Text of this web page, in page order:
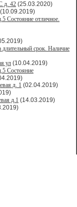
д. 42 (25.03.2020)
(10.09.2019)
Состояние отличное.
длительный срок. Наличие
ул (10.04.2019)
Состояние
д. 1 (02.04.2019)
д.1 (14.03.2019)